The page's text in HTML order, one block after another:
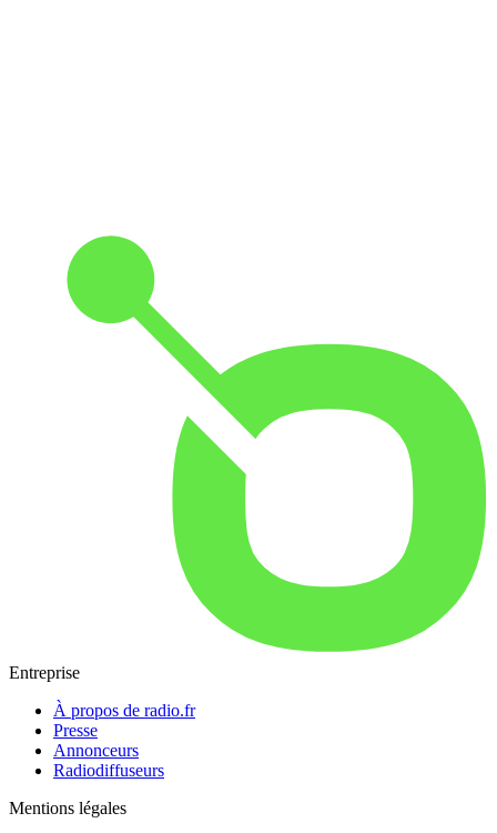
Entreprise
À propos de radio.fr
Presse
Annonceurs
Radiodiffuseurs
Mentions légales